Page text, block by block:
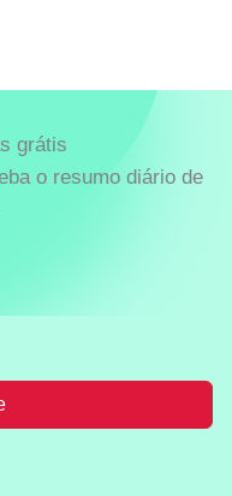
grátis
o resumo diário de